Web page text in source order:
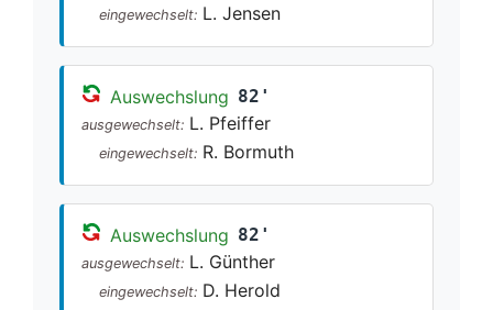
eingewechselt: L. Jensen
Auswechslung 82'
ausgewechselt: L. Pfeiffer
eingewechselt: R. Bormuth
Auswechslung 82'
ausgewechselt: L. Günther
eingewechselt: D. Herold